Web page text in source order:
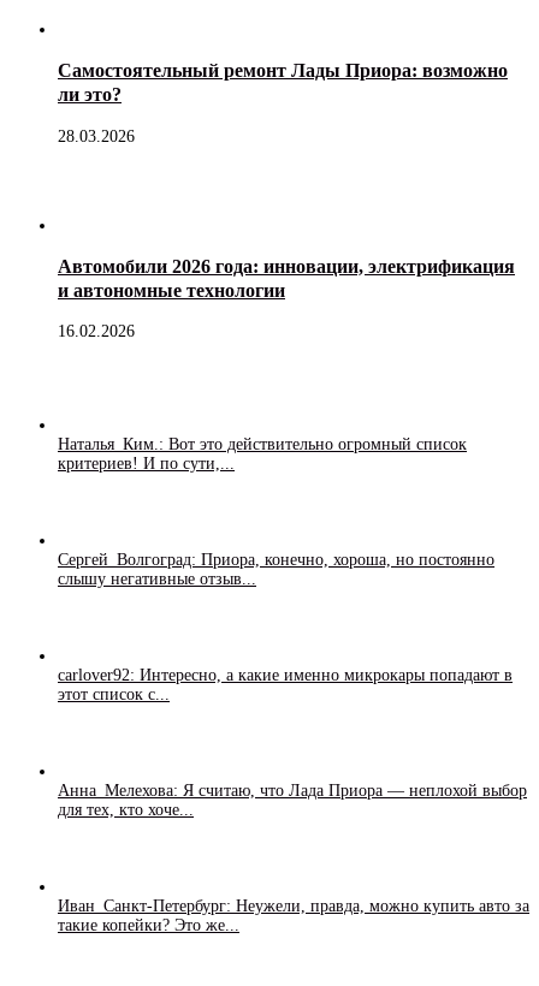
Самостоятельный ремонт Лады Приора: возможно
ли это?
28.03.2026
Автомобили 2026 года: инновации, электрификация
и автономные технологии
16.02.2026
Наталья_Ким.: Вот это действительно огромный список
критериев! И по сути,...
Сергей_Волгоград: Приора, конечно, хороша, но постоянно
слышу негативные отзыв...
carlover92: Интересно, а какие именно микрокары попадают в
этот список с...
Анна_Мелехова: Я считаю, что Лада Приора — неплохой выбор
для тех, кто хоче...
Иван_Санкт-Петербург: Неужели, правда, можно купить авто за
такие копейки? Это же...